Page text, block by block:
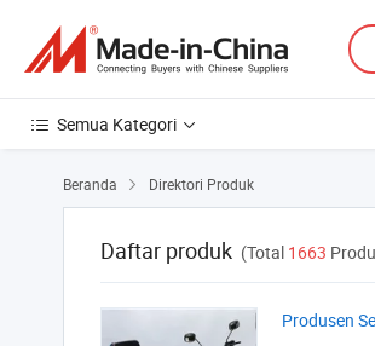
Semua Kategori
Beranda  Direktori Produk
Daftar produk (Total 1663
Produsen